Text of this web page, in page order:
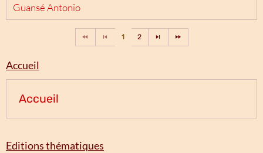
Guansé Antonio
1 2
Accueil
Accueil
Editions thématiques